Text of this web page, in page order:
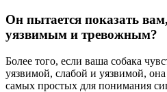
Он пытается показать
уязвимым и тревожным?
Более того, если ваша собака
уязвимой, слабой и уязвимой,
самых простых для понимания